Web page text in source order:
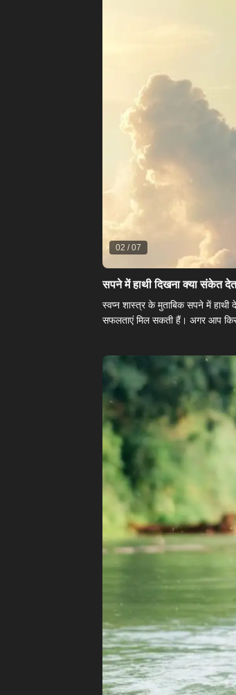
02 /07
सपने में हाथी दिखना क्या संकेत
स्वप्न शास्त्र के मुताबिक सपने में
सफलताएं मिल सकती हैं। अगर आप